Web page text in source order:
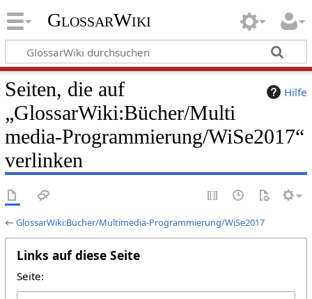
GlossarWiki
Hilfe
Seiten, die auf
„GlossarWiki:Bücher/Multi
media-Programmierung/WiSe2017“
verlinken
←GlossarWiki:Bücher/Multimedia-Programmierung/WiSe2017
Links auf diese Seite
Seite: